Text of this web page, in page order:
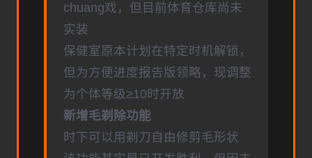
chuang戏，但目前体育仓库尚未
实装
保健室原本计划在特定时机解锁，
但为方便进度报告版领略，现调整
为个体等级≥10时开放
新增毛剃除功能
时下可以用剃刀自由修剪毛形状